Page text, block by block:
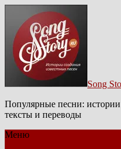
Song
Популярные песни:
тексты и переводы
Меню